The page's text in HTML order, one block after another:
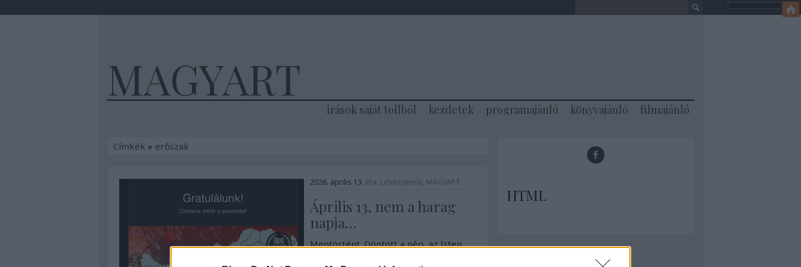
MAGYART
írások saját tollból kezdetek programajánló könyvajánló filmajánló
Címkék » erőszak
2026. április 13. írta: Lélekszerelő, MAGYART
Április 13, nem a harag
napja…
Megtörtént. Döntött a nép, az Isten
HTML